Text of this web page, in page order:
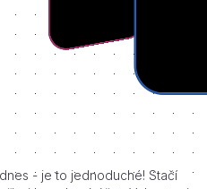
- je to jednoduché! Stačí